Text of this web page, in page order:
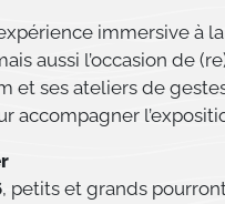
expérience immersive à
aussi l’occasion de
et ses ateliers de
accompagner
, petits et grands